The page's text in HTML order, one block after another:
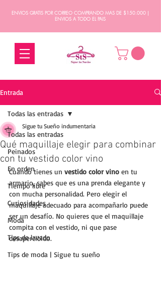
ENVIOS GRATIS POR CORREO COMPRANDO MAS DE $150.000 |
ENVIOS A TODO EL PAIS
Entrada
Todas las entradas
Peinados
En orden
Tiempo libre
Curiosidades
Moda
Tips de lavado
Tips de moda | Sigue tu sueño
Todas las entradas
Qué maquillaje elegir para combinar
con tu vestido color vino
Sigue tu Sueño indumentaria
Cuando tienes un vestido color vino en tu
armario, sabes que es una prenda elegante y
con mucha personalidad. Pero elegir el
maquillaje adecuado para acompañarlo puede
ser un desafío. No quieres que el maquillaje
compita con el vestido, ni que pase
desapercibido.